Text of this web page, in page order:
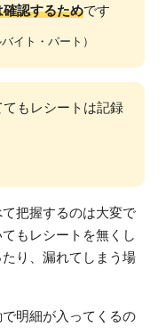
確認するためです
イト・パート）
てもレシートは記録
把握するのは大変で
もレシートを無くし
り、漏れてしまう場
明細が入ってくるの